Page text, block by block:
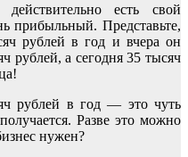
есть свой
прибыльный. Представьте,
рублей в год и вчера он
рублей, а сегодня 35 тысяч
рублей в год — это чуть
Разве это можно
нужен?